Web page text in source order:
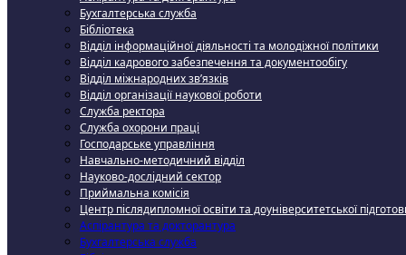
Бухгалтерська служба
Бібліотека
Відділ інформаційної діяльності та молодіжної політики
Відділ кадрового забезпечення та документообігу
Відділ міжнародних зв’язків
Відділ організації наукової роботи
Служба ректора
Служба охорони праці
Господарське управління
Навчально-методичний відділ
Науково-дослідний сектор
Приймальна комісія
Центр післядипломної освіти та доуніверситетської
Аспірантура та докторантура
Бухгалтерська служба